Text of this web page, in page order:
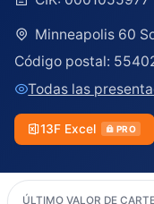
Minneapolis 60
Código postal:
Todas las
13F Excel PRO
ÚLTIMO VALOR DE